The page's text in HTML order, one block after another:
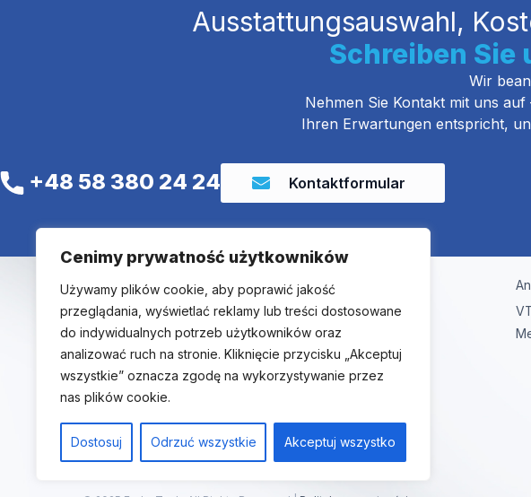
Cenimy prywatność użytkowników
Używamy plików cookie, aby poprawić jakość
przeglądania, wyświetlać reklamy lub treści dostosowane
do indywidualnych potrzeb użytkowników oraz
analizować ruch na stronie. Kliknięcie przycisku „Akceptuj
wszystkie” oznacza zgodę na wykorzystywanie przez
nas plików cookie.
Dostosuj Odrzuć wszystkie Akceptuj wszystko
Ausstattungsauswahl,
Schreiben Sie
Wir
Nehmen Sie Kontakt mit uns
Ihren Erwartungen entspricht,
+48 58 380 24 24 Kontaktformular
Endo-Tech Sp. z o.o.
F
a
c
e
b
o
o
-
f
i
n
k
e
i
-
i
n
Menü
Hauptseite
Über uns
Angebot
Aktuelles
Kontakt